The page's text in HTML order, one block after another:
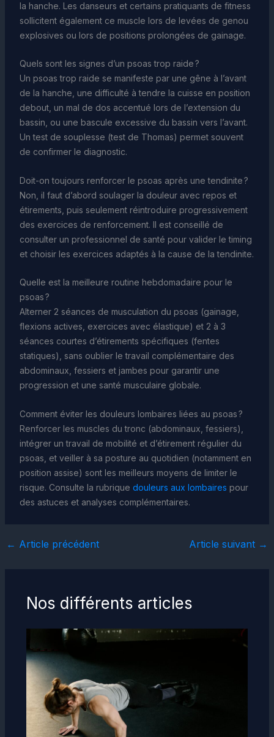
la hanche. Les danseurs et certains pratiquants de fitness
sollicitent également ce muscle lors de levées de genou
explosives ou lors de positions prolongées de gainage.
Quels sont les signes d’un psoas trop raide ?
Un psoas trop raide se manifeste par une gêne à l’avant
de la hanche, une difficulté à tendre la cuisse en position
debout, un mal de dos accentué lors de l’extension du
bassin, ou une bascule excessive du bassin vers l’avant.
Un test de souplesse (test de Thomas) permet souvent
de confirmer le diagnostic.
Doit-on toujours renforcer le psoas après une tendinite ?
Non, il faut d’abord soulager la douleur avec repos et
étirements, puis seulement réintroduire progressivement
des exercices de renforcement. Il est conseillé de
consulter un professionnel de santé pour valider le timing
et choisir les exercices adaptés à la cause de la tendinite.
Quelle est la meilleure routine hebdomadaire pour le
psoas ?
Alterner 2 séances de musculation du psoas (gainage,
flexions actives, exercices avec élastique) et 2 à 3
séances courtes d’étirements spécifiques (fentes
statiques), sans oublier le travail complémentaire des
abdominaux, fessiers et jambes pour garantir une
progression et une santé musculaire globale.
Comment éviter les douleurs lombaires liées au psoas ?
Renforcer les muscles du tronc (abdominaux, fessiers),
intégrer un travail de mobilité et d’étirement régulier du
psoas, et veiller à sa posture au quotidien (notamment en
position assise) sont les meilleurs moyens de limiter le
risque. Consulte la rubrique douleurs aux lombaires pour
des astuces et analyses complémentaires.
← Article précédent Article suivant →
Nos différents articles